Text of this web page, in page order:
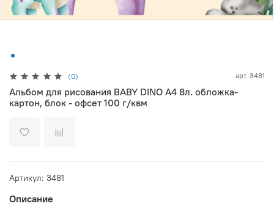
(0) арт. 3481
Альбом для рисования BABY DINO А4 8л. обложка-
картон, блок - офсет 100 г/квм
Артикул: 3481
Описание